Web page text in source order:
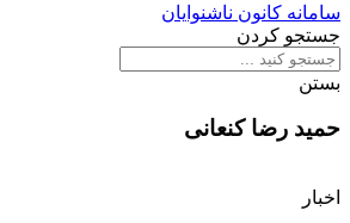
سامانه کانون ناشنوایان
جستجو کردن
بستن
حمید رضا کنعانی
اخبار